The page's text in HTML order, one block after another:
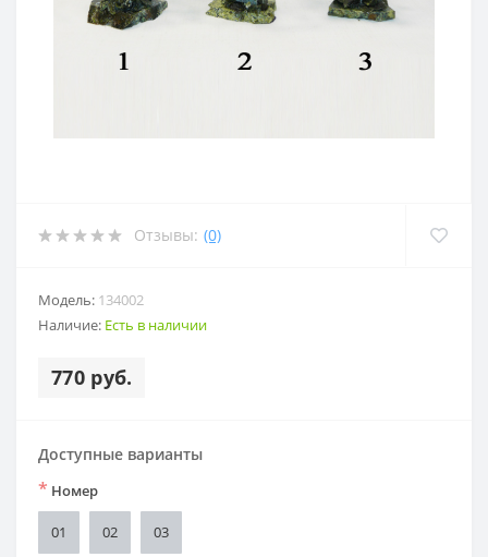
Отзывы: (0)
Модель: 134002
Наличие: Есть в наличии
770 руб.
Доступные варианты
* Номер
01 02 03